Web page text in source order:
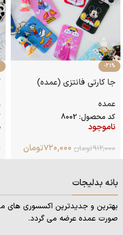
-21%
جا کارتی فانتزی (عمده)
عمده
کد محصول: 8002
ناموجود
۹۱۲,۰۰۰تومان ۷۲۰,۰۰۰تومان
بانه بدلیجات
بهترین و جدیدترین اکسسوری های
صورت عمده عرضه می گردد.